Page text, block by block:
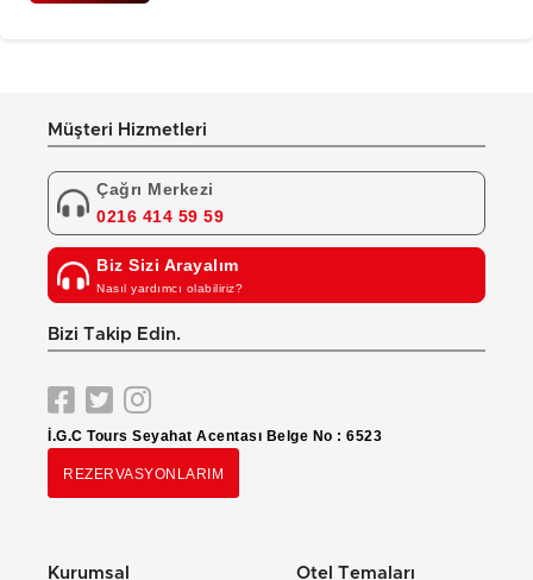
Müşteri Hizmetleri
Çağrı Merkezi
0216 414 59 59
Biz Sizi Arayalım
Nasıl yardımcı olabiliriz?
Bizi Takip Edin.
İ.G.C Tours Seyahat Acentası Belge No : 6523
REZERVASYONLARIM
Kurumsal Otel Temaları